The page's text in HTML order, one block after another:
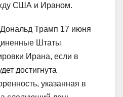
США и Ираном.
Трамп 17 июня
Штаты
Ирана, если в
достигнута
указанная в